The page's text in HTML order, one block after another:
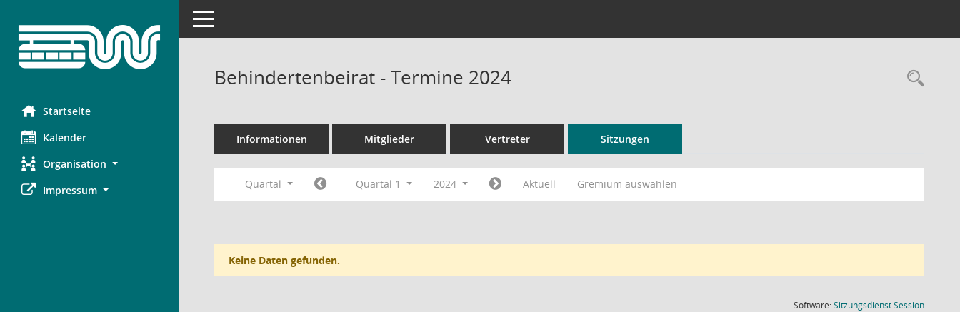
Startseite
Kalender
Organisation
Impressum
Toggle navigation
Behindertenbeirat - Termine 2024
Informationen Mitglieder Vertreter Sitzungen
Quartal Quartal 1 2024 Aktuell Gremium auswählen
Keine Daten gefunden.
Software:SitzungsdienstSession(Wird in